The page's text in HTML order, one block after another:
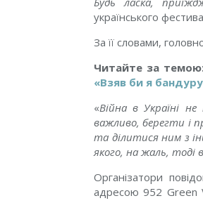
українського
За її словами,
Читайте за
«Взяв би я
«Війна в Україні
важливо, берегти і
та ділитися ним з
якого, на жаль, тоді
Організатори
адресою 952 Green